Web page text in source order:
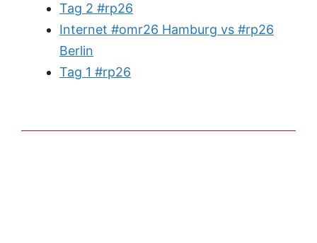
Tag 2 #rp26
Internet #omr26 Hamburg vs #rp26
Berlin
Tag 1 #rp26